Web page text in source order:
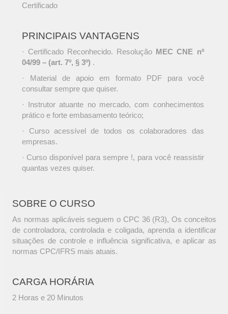
Certificado
PRINCIPAIS VANTAGENS
· Certificado Reconhecido. Resolução MEC CNE nº
04/99 – (art. 7º, § 3º) .
· Material de apoio em formato PDF para você
consultar sempre que quiser.
· Instrutor atuante no mercado, com conhecimentos
prático e forte embasamento teórico;
· Curso acessível de todos os colaboradores das
empresas.
· Curso disponível para sempre !, para você reassistir
quantas vezes quiser.
SOBRE O CURSO
As normas aplicáveis seguem o CPC 36 (R3), Os conceitos
de controladora, controlada e coligada, aprenda a identificar
situações de controle e influência significativa, e aplicar as
normas CPC/IFRS mais atuais.
CARGA HORÁRIA
2 Horas e 20 Minutos